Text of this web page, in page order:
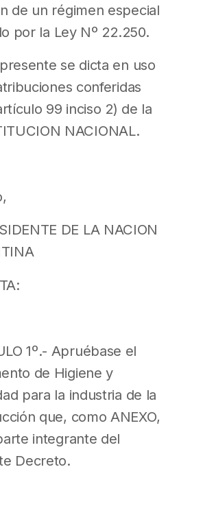
de un régimen especial
por la Ley Nº 22.250.
se dicta en uso
conferidas
99 inciso 2) de la
NACIONAL.
DE LA NACION
1º.- Apruébase el
de Higiene y
para la industria de la
que, como ANEXO,
integrante del
Decreto.